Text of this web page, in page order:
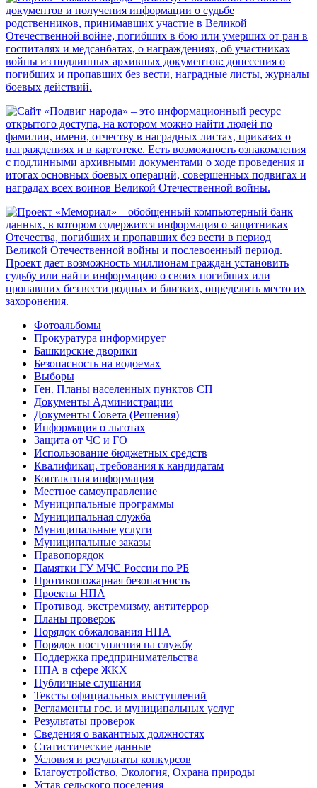
Фотоальбомы
Прокуратура информирует
Башкирские дворики
Безопасность на водоемах
Выборы
Ген. Планы населенных пунктов СП
Документы Администрации
Документы Совета (Решения)
Информация о льготах
Защита от ЧС и ГО
Использование бюджетных средств
Квалификац. требования к кандидатам
Контактная информация
Местное самоуправление
Муниципальные программы
Муниципальная служба
Муниципальные услуги
Муниципальные заказы
Правопорядок
Памятки ГУ МЧС России по РБ
Противопожарная безопасность
Проекты НПА
Противод. экстремизму, антитеррор
Планы проверок
Порядок обжалования НПА
Порядок поступления на службу
Поддержка предпринимательства
НПА в сфере ЖКХ
Публичные слушания
Тексты официальных выступлений
Регламенты гос. и муниципальных услуг
Результаты проверок
Сведения о вакантных должностях
Статистические данные
Условия и результаты конкурсов
Благоустройство, Экология, Охрана природы
Устав сельского поселения